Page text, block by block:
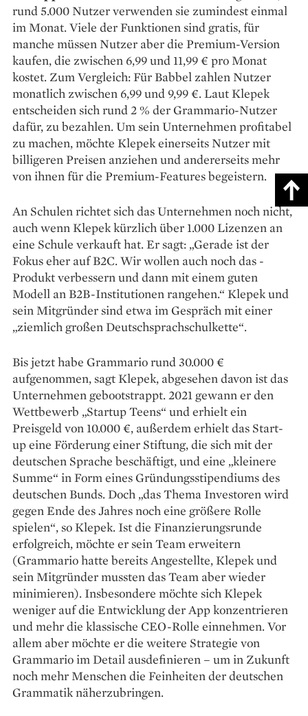
rund 5.000 Nutzer verwenden sie zumindest einmal
im Monat. Viele der Funktionen sind gratis, für
manche müssen Nutzer aber die Premium-Version
kaufen, die zwischen 6,99 und 11,99 € pro Monat
kostet. Zum Vergleich: Für Babbel zahlen Nutzer
monatlich zwischen 6,99 und 9,99 €. Laut Klepek
entscheiden sich rund 2 % der Grammario-Nutzer
dafür, zu bezahlen. Um sein Unternehmen profi­tabel
zu machen, möchte Klepek ­einerseits Nutzer mit
billigeren Preisen anziehen und andererseits mehr
von ihnen für die Premium-Features begeistern.
An Schulen richtet sich das Unternehmen noch nicht,
auch wenn Klepek kürzlich über 1.000 Lizenzen an
eine Schule verkauft hat. Er sagt: „Gerade ist der
Fokus eher auf B2C. Wir wollen auch noch das ­
Produkt verbessern und dann mit einem guten
Modell an B2B-Insti­tutionen rangehen.“ Klepek und
sein Mitgründer sind etwa im Gespräch mit einer
„ziemlich großen Deutschsprachschulkette“.
Bis jetzt habe Grammario rund 30.000 €
aufgenommen, sagt Klepek, abgesehen davon ist das
Unternehmen geboot­strappt. 2021 gewann er den
Wettbewerb „Startup Teens“ und erhielt ein
Preisgeld von 10.000 €, außerdem erhielt das Start-
up eine Förderung einer Stiftung, die sich mit der
deutschen Sprache beschäftigt, und eine „kleinere
Summe“ in Form eines Gründungsstipendiums des
deutschen Bunds. Doch „das Thema Investoren wird
gegen Ende des Jahres noch eine größere Rolle
spielen“, so Klepek. Ist die Finanzierungsrunde
erfolgreich, möchte er sein Team erweitern
(Grammario hatte bereits Angestellte, Klepek und
sein Mitgründer mussten das Team aber wieder
minimieren). Insbesondere möchte sich Klepek
weniger auf die Entwicklung der App ­konzentrieren
und mehr die klassische CEO-Rolle einnehmen. Vor
allem aber möchte er die weitere Strategie von
Grammario im Detail ausdefinieren – um in ­Zukunft
noch mehr Menschen die ­Feinheiten der deutschen
Grammatik näherzubringen.